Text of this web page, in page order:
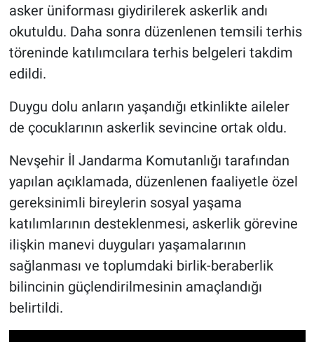
asker üniforması giydirilerek askerlik andı
okutuldu. Daha sonra düzenlenen temsili terhis
töreninde katılımcılara terhis belgeleri takdim
edildi.
Duygu dolu anların yaşandığı etkinlikte aileler
de çocuklarının askerlik sevincine ortak oldu.
Nevşehir İl Jandarma Komutanlığı tarafından
yapılan açıklamada, düzenlenen faaliyetle özel
gereksinimli bireylerin sosyal yaşama
katılımlarının desteklenmesi, askerlik görevine
ilişkin manevi duyguları yaşamalarının
sağlanması ve toplumdaki birlik-beraberlik
bilincinin güçlendirilmesinin amaçlandığı
belirtildi.
Politika
Magazin
Haberde İnsan